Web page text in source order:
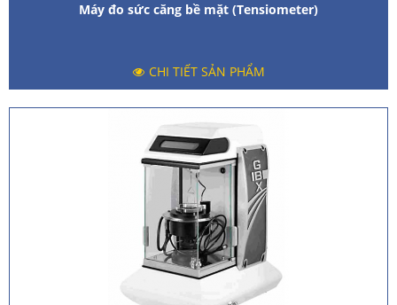
Máy đo sức căng bề mặt (Tensiometer)
CHI TIẾT SẢN PHẨM